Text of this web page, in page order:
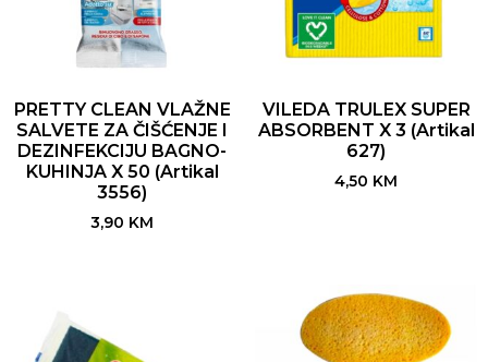
PRETTY CLEAN VLAŽNE
SALVETE ZA ČIŠĆENJE I
DEZINFEKCIJU BAGNO-
KUHINJA X 50 (Artikal
3556)
3,90 KM
VILEDA TRULEX SUPER
ABSORBENT X 3 (Artikal
627)
4,50 KM